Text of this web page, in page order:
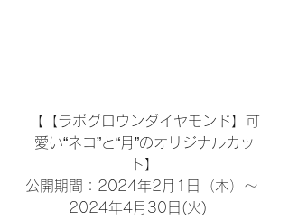
【【ラボグロウンダイヤモンド】可
愛い“ネコ”と“月”のオリジナルカッ
ト】
公開期間：2024年2月1日（木）〜
2024年4月30日(火)